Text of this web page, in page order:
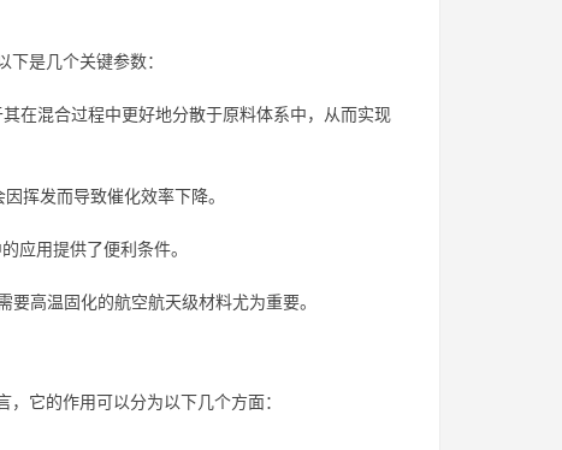
是几个关键参数：
在混合过程中更好地分散于原料体系中，从而实现
挥发而导致催化效率下降。
应用提供了便利条件。
高温固化的航空航天级材料尤为重要。
它的作用可以分为以下几个方面：